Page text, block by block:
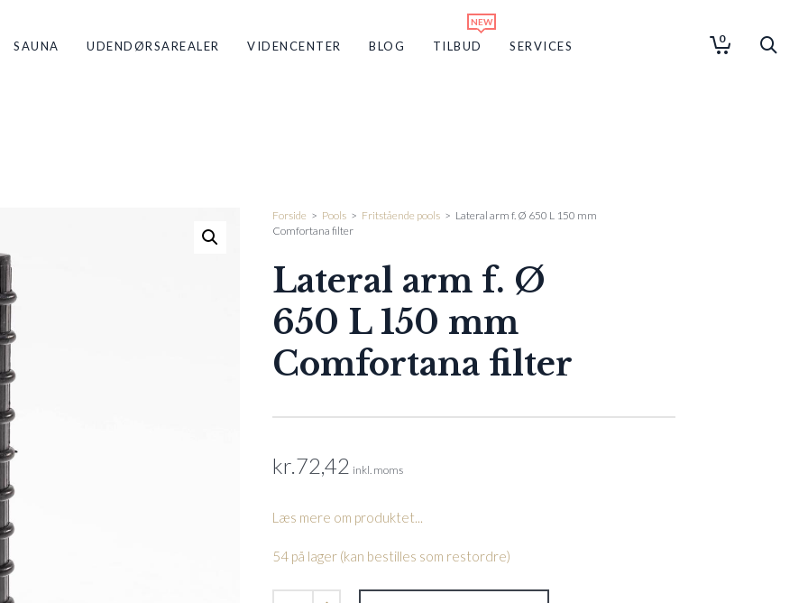
SAUNA UDENDØRSAREALER VIDENCENTER BLOG TILBUD SERVICES
0
Forside > Pools > Fritstående pools > Lateral arm f. Ø 650 L 150 mm
Comfortana filter
Lateral arm f. Ø
650 L 150 mm
Comfortana filter
kr.72,42 inkl. moms
Læs mere om produktet...
54 på lager (kan bestilles som restordre)